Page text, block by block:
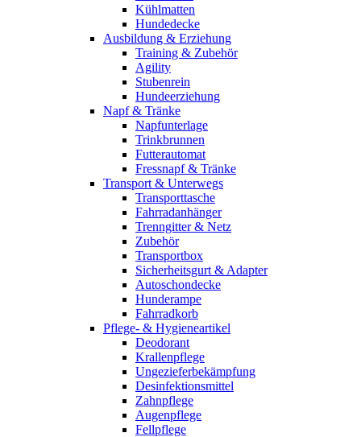
Kühlmatten
Hundedecke
Ausbildung & Erziehung
Training & Zubehör
Agility
Stubenrein
Hundeerziehung
Napf & Tränke
Napfunterlage
Trinkbrunnen
Futterautomat
Fressnapf & Tränke
Transport & Unterwegs
Transporttasche
Fahrradanhänger
Trenngitter & Netz
Zubehör
Transportbox
Sicherheitsgurt & Adapter
Autoschondecke
Hunderampe
Fahrradkorb
Pflege- & Hygieneartikel
Deodorant
Krallenpflege
Ungezieferbekämpfung
Desinfektionsmittel
Zahnpflege
Augenpflege
Fellpflege